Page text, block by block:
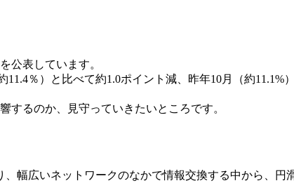
公表しています。
％）と比べて約1.0ポイント減、昨年10月（約11.1%
するのか、見守っていきたいところです。
幅広いネットワークのなかで情報交換する中から、